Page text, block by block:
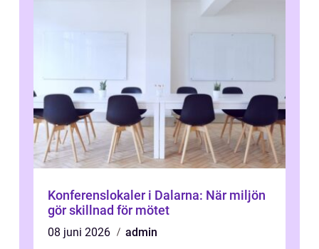
Konferenslokaler i Dalarna: När miljön
gör skillnad för mötet
08 juni 2026
admin